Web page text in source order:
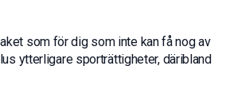
som för dig som inte kan få nog av
ytterligare sporträttigheter, däribland